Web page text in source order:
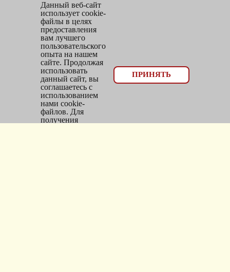
© 2026, оптовый отдел Мир трикотажа
bms_opt@mail.ru
Тел: 8(383)300-10-20
Адрес: г.Новосибирск,
Данный веб-сайт
использует cookie-
файлы в целях
предоставления
вам лучшего
пользовательского
опыта на нашем
сайте. Продолжая
использовать
данный сайт, вы
соглашаетесь с
использованием
нами cookie-
файлов. Для
получения
ПРИНЯТЬ